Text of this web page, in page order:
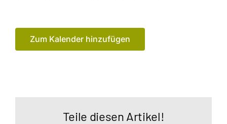
Zum Kalender hinzufügen
Teile diesen Artikel!